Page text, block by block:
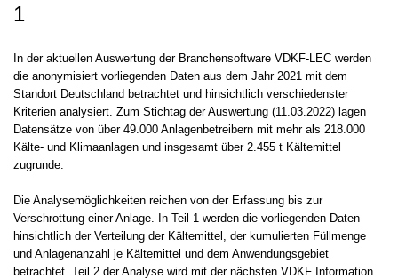
1
In der aktuellen Auswertung der Branchensoftware VDKF-LEC werden
die anonymisiert vorliegenden Daten aus dem Jahr 2021 mit dem
Standort Deutschland betrachtet und hinsichtlich verschiedenster
Kriterien analysiert. Zum Stichtag der Auswertung (11.03.2022) lagen
Datensätze von über 49.000 Anlagenbetreibern mit mehr als 218.000
Kälte- und Klimaanlagen und insgesamt über 2.455 t Kältemittel
zugrunde.
Die Analysemöglichkeiten reichen von der Erfassung bis zur
Verschrottung einer Anlage. In Teil 1 werden die vorliegenden Daten
hinsichtlich der Verteilung der Kältemittel, der kumulierten Füllmenge
und Anlagenanzahl je Kältemittel und dem Anwendungsgebiet
betrachtet. Teil 2 der Analyse wird mit der nächsten VDKF Information